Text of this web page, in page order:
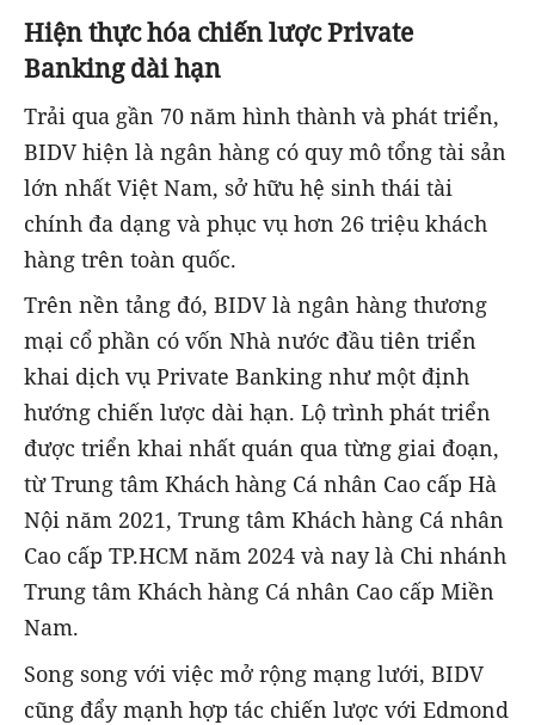
Hiện thực hóa chiến lược Private
Banking dài hạn
Trải qua gần 70 năm hình thành và phát triển,
BIDV hiện là ngân hàng có quy mô tổng tài sản
lớn nhất Việt Nam, sở hữu hệ sinh thái tài
chính đa dạng và phục vụ hơn 26 triệu khách
hàng trên toàn quốc.
Trên nền tảng đó, BIDV là ngân hàng thương
mại cổ phần có vốn Nhà nước đầu tiên triển
khai dịch vụ Private Banking như một định
hướng chiến lược dài hạn. Lộ trình phát triển
được triển khai nhất quán qua từng giai đoạn,
từ Trung tâm Khách hàng Cá nhân Cao cấp Hà
Nội năm 2021, Trung tâm Khách hàng Cá nhân
Cao cấp TP.HCM năm 2024 và nay là Chi nhánh
Trung tâm Khách hàng Cá nhân Cao cấp Miền
Nam.
Song song với việc mở rộng mạng lưới, BIDV
cũng đẩy mạnh hợp tác chiến lược với Edmond